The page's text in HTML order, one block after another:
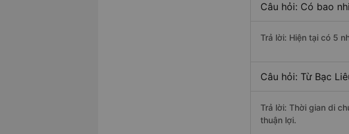
Câu hỏi: Có bao
Trả lời: Hiện tại có 5
Câu hỏi: Từ Bạc
Trả lời: Thời gian di
thuận lợi.